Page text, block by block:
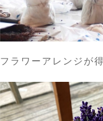
フラワーアレンジが